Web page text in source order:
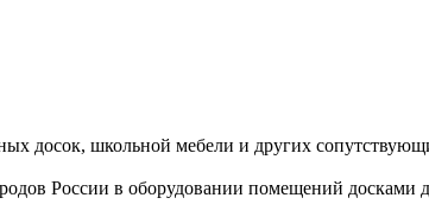
досок, школьной мебели и других
России в оборудовании помещений досками